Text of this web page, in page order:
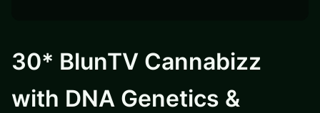
30* BlunTV Cannabizz
with DNA Genetics &